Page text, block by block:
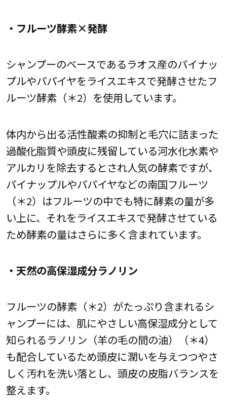
・フルーツ酵素×発酵
シャンプーのベースであるラオス産のパイナッ
プルやパパイヤをライスエキスで発酵させたフ
ルーツ酵素（＊2）を使用しています。
体内から出る活性酸素の抑制と毛穴に詰まった
過酸化脂質や頭皮に残留している河水化水素や
アルカリを除去するとされ人気の酵素ですが、
パイナップルやパパイヤなどの南国フルーツ
（＊2）はフルーツの中でも特に酵素の量が多
い上に、それをライスエキスで発酵させている
ため酵素の量はさらに多く含まれています。
・天然の高保湿成分ラノリン
フルーツの酵素（＊2）がたっぷり含まれるシ
ャンプーには、肌にやさしい高保湿成分として
知られるラノリン（羊の毛の間の油）（＊4）
も配合しているため頭皮に潤いを与えつつやさ
しく汚れを洗い落とし、頭皮の皮脂バランスを
整えます。